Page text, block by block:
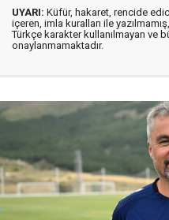
UYARI: Küfür, hakaret, rencide
içeren, imla kuralları ile yazılmamış,
Türkçe karakter kullanılmayan ve
onaylanmamaktadır.